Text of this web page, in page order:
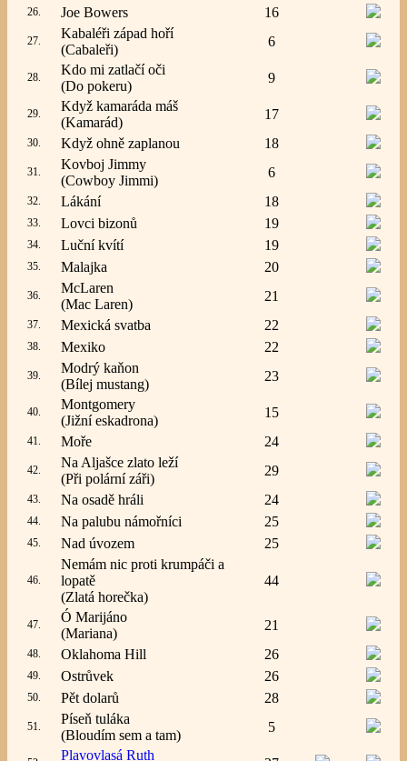
26. Joe Bowers 16
27.
Kabaléři západ hoří
(Cabaleři)
6
28.
Kdo mi zatlačí oči
(Do pokeru)
9
29.
Když kamaráda máš
(Kamarád)
17
30. Když ohně zaplanou 18
31.
Kovboj Jimmy
(Cowboy Jimmi)
6
32. Lákání 18
33. Lovci bizonů 19
34. Luční kvítí 19
35. Malajka 20
36.
McLaren
(Mac Laren)
21
37. Mexická svatba 22
38. Mexiko 22
39.
Modrý kaňon
(Bílej mustang)
23
40.
Montgomery
(Jižní eskadrona)
15
41. Moře 24
42.
Na Aljašce zlato leží
(Při polární záři)
29
43. Na osadě hráli 24
44. Na palubu námořníci 25
45. Nad úvozem 25
46.
Nemám nic proti krumpáči a
lopatě
(Zlatá horečka)
44
47.
Ó Marijáno
(Mariana)
21
48. Oklahoma Hill 26
49. Ostrůvek 26
50. Pět dolarů 28
51.
Píseň tuláka
(Bloudím sem a tam)
5
Plavovlasá Ruth